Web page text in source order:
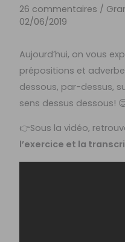
26 commentaires /
02/06/2019
Aujourd’hui, on vous
prépositions et
dessous, par-dessus,
sens dessus dessous!
👉Sous la vidéo,
l’exercice et la